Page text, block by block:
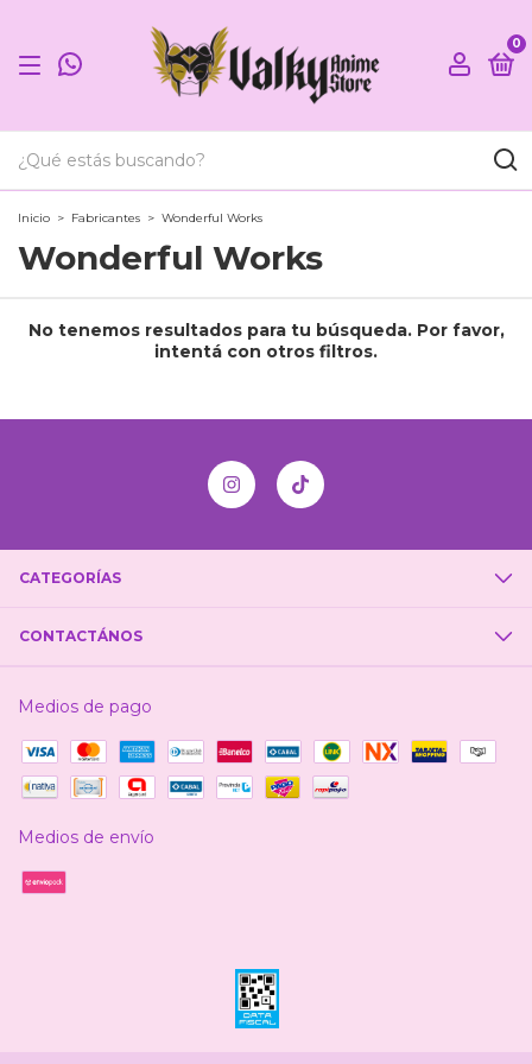
0
Inicio > Fabricantes > Wonderful Works
Wonderful Works
No tenemos resultados para tu búsqueda. Por favor,
intentá con otros filtros.
CATEGORÍAS
CONTACTÁNOS
Medios de pago
Medios de envío